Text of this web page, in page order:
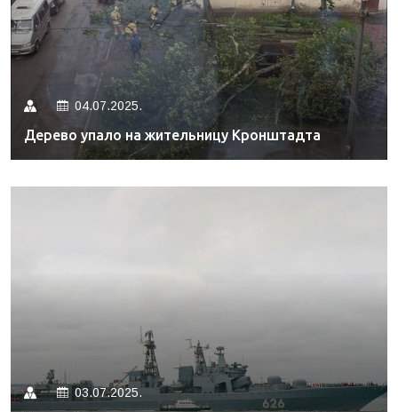
04.07.2025.
Дерево упало на жительницу Кронштадта
03.07.2025.